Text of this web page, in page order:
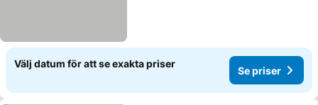
Välj datum för att se exakta priser
Se priser